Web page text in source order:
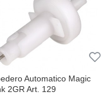
Automatico Magic
2GR Art. 129